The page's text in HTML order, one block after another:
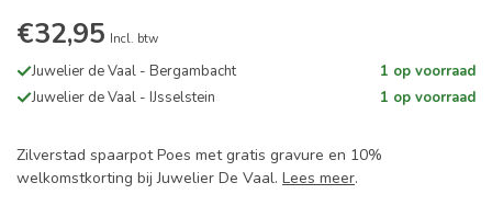
€32,95 Incl. btw
Juwelier de Vaal - Bergambacht
1 op voorraad
Juwelier de Vaal - IJsselstein
1 op voorraad
Zilverstad spaarpot Poes met gratis gravure en 10%
welkomstkorting bij Juwelier De Vaal. Lees meer.